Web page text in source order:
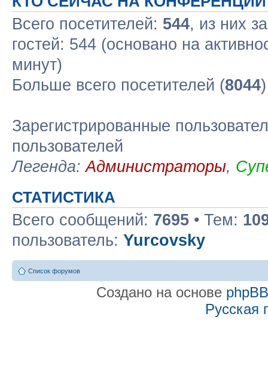
Всего посетителей: 544, из них
гостей: 544 (основано на
минут)
Больше всего посетителей (8044
Зарегистрированные
пользователей
Легенда:Администраторы,
СТАТИСТИКА
Всего сообщений: 7695 • Тем:
пользователь: Yurcovsky
Список форумов
Создано на основе phpBB
Русская